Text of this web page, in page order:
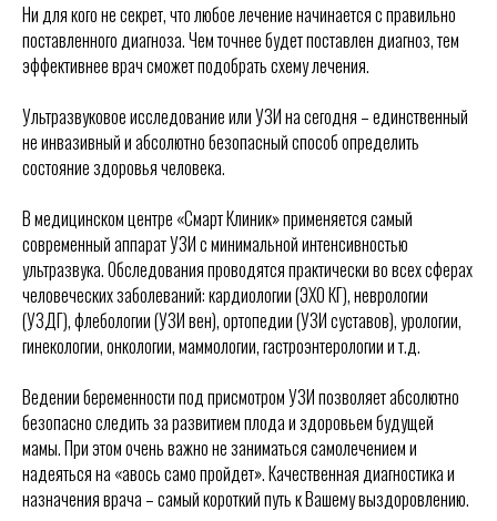
Ни для кого не секрет, что любое лечение начинается с правильно
поставленного диагноза. Чем точнее будет поставлен диагноз, тем
эффективнее врач сможет подобрать схему лечения.
Ультразвуковое исследование или УЗИ на сегодня – единственный
не инвазивный и абсолютно безопасный способ определить
состояние здоровья человека.
В медицинском центре «Смарт Клиник» применяется самый
современный аппарат УЗИ с минимальной интенсивностью
ультразвука. Обследования проводятся практически во всех сферах
человеческих заболеваний: кардиологии (ЭХО КГ), неврологии
(УЗДГ), флебологии (УЗИ вен), ортопедии (УЗИ суставов), урологии,
гинекологии, онкологии, маммологии, гастроэнтерологии и т.д.
Ведении беременности под присмотром УЗИ позволяет абсолютно
безопасно следить за развитием плода и здоровьем будущей
мамы. При этом очень важно не заниматься самолечением и
надеяться на «авось само пройдет». Качественная диагностика и
назначения врача – самый короткий путь к Вашему выздоровлению.